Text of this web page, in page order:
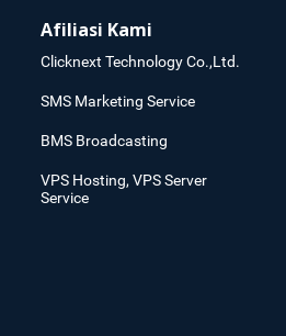
Afiliasi Kami
Clicknext Technology Co.,Ltd.
SMS Marketing Service
BMS Broadcasting
VPS Hosting, VPS Server
Service